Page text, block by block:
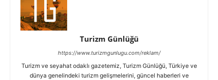
Turizm Günlüğü
https://www.turizmgunlugu.com/reklam/
Turizm ve seyahat odaklı gazetemiz, Turizm Günlüğü, Türkiye ve
dünya genelindeki turizm gelişmelerini, güncel haberleri ve